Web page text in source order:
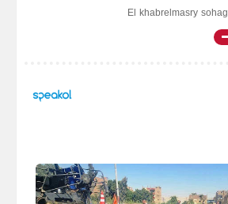
El khabrelmasry sohag